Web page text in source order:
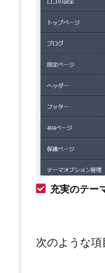
充実のテー
次のような